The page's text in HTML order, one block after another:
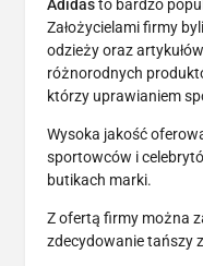
Adidasto bardzo
Założycielami firmy
odzieży oraz
różnorodnych
którzy uprawianiem
Wysoka jakość
sportowców i
butikach marki.
Z ofertą firmy można
zdecydowanie tańszy